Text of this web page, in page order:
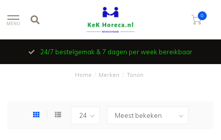
MENU
0
24/7 bestelgemak & 7 dagen per week bereikbaar
Home Merken Tonon